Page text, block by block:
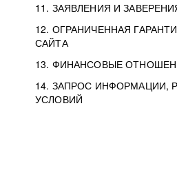
11. ЗАЯВЛЕНИЯ И
12. ОГРАНИЧЕННАЯ
САЙТА
13. ФИНАНСОВЫЕ
14. ЗАПРОС ИНФОРМАЦИИ,
УСЛОВИЙ